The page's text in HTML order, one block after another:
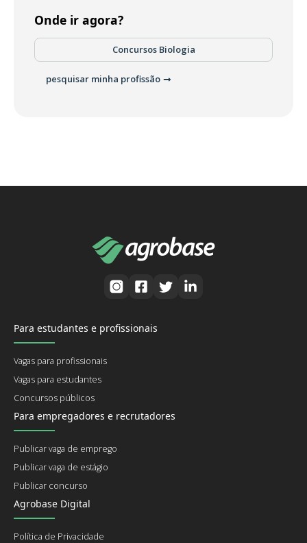
Onde ir agora?
Concursos Biologia
pesquisar minha profissão
Para estudantes e profissionais
Vagas para profissionais
Vagas para estudantes
Concursos públicos
Para empregadores e recrutadores
Publicar vaga de emprego
Publicar vaga de estágio
Publicar concurso
Agrobase Digital
Política de Privacidade